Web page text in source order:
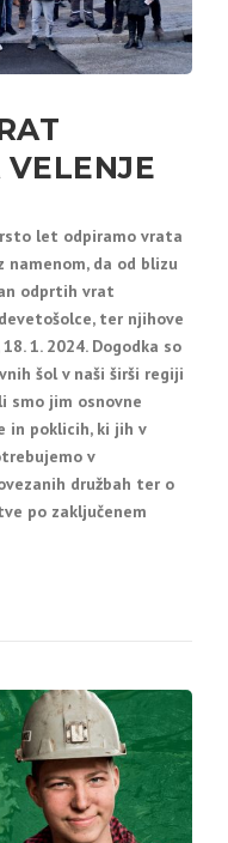
let odpiramo vrata
namenom, da od blizu
odprtih vrat
ter njihove
1. 2024. Dogodka so
šol v naši širši regiji
smo jim osnovne
in poklicih, ki jih v
v
družbah ter o
po zaključenem